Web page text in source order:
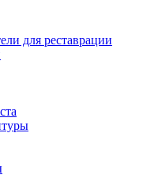
для реставрации